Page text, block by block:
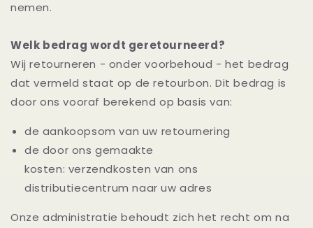
nemen.
Welk bedrag wordt geretourneerd?
Wij retourneren - onder voorbehoud - het bedrag
dat vermeld staat op de retourbon. Dit bedrag is
door ons vooraf berekend op basis van:
de aankoopsom van uw retournering
de door ons gemaakte
kosten: verzendkosten van ons
distributiecentrum naar uw adres
Onze administratie behoudt zich het recht om na